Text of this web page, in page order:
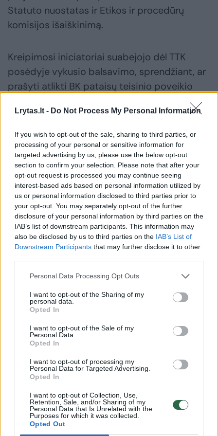
Lrytas.lt - Do Not Process My Personal Information
If you wish to opt-out of the sale, sharing to third parties, or
processing of your personal or sensitive information for
targeted advertising by us, please use the below opt-out
section to confirm your selection. Please note that after your
opt-out request is processed you may continue seeing
interest-based ads based on personal information utilized by
us or personal information disclosed to third parties prior to
your opt-out. You may separately opt-out of the further
disclosure of your personal information by third parties on the
IAB’s list of downstream participants. This information may
also be disclosed by us to third parties on the IAB’s List of
Downstream Participants that may further disclose it to other
Personal Data Processing Opt Outs
I want to opt-out of the Sharing of my
personal data.
Opted In
I want to opt-out of the Sale of my
Personal Data.
Opted In
I want to opt-out of processing my
Personal Data for Targeted Advertising.
Opted In
I want to opt-out of Collection, Use,
Retention, Sale, and/or Sharing of my
Personal Data that Is Unrelated with the
Purposes for which it was collected.
Opted Out
Statuto nuostatas ir Etikos ir procedūrų
komisijos išaiškinimą.
Kreipimosi iniciatoriai suabejojo dėl TTK
posėdyje vykusio balsavimo, sprendžiant, ar
prašyti atlikti BK pataisų teisinio poveikio
„Komitetui (…) atmetus Seimo narių grupės
parengtus klausimus, komitetas privalėjo
pateikti kitas klausimų formuluotes, kurios
būtų atspindėjusios komiteto narių
daugumos nuomonę, nes birželio 11 d.
posėdyje komitetas jau buvo apsisprendęs
dėl poveikio vertinimo išvados užsakymo.
Komitetas procedūriškai neturėjo teisinio
pagrindo grįžti į sprendimo dėl poveikio
vertinimo išvados priėmimo stadiją“, –
rašoma kreipimesi į Etikos ir procedūrų
komisiją.
Jo autorių teigimu, TTK pirmininko Juliaus
Sabatausko vienasmenis sprendimas, kad
birželio 16 d., kuris nebuvo pateiktas
komiteto nariams balsuoti, pažeidžia Statutą.
Krepimosi iniciatoriai taip pat mano, kad BK
pataisas papildžius naujomis nuostatomis